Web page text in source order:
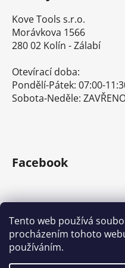
Tento web používá
procházením tohoto
používáním.
Kove Tools s.r.o.
Morávkova 1566
280 02 Kolín - Zálabí
Otevírací doba:
Pondělí-Pátek: 07:00-
Sobota-Neděle:
Facebook
E-shop s ručním nářadím
Kove